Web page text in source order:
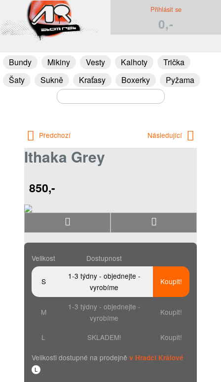
Přihlásit se
0,-
Bundy Mikiny Vesty Kalhoty
Trička
Šaty
Sukně Kraťasy Boxerky Pyžama
Předchozí Následující
Ithaka Grey
850,-
Velikost Dostupnost
S
1-3 týdny - objednejte -
vyrobíme
Koupit!
M
1-3 týdny - objednejte -
vyrobíme
Koupit!
L SKLADEM! Koupit!
Velikosti dostupné na prodejně v Hradci Králové
L